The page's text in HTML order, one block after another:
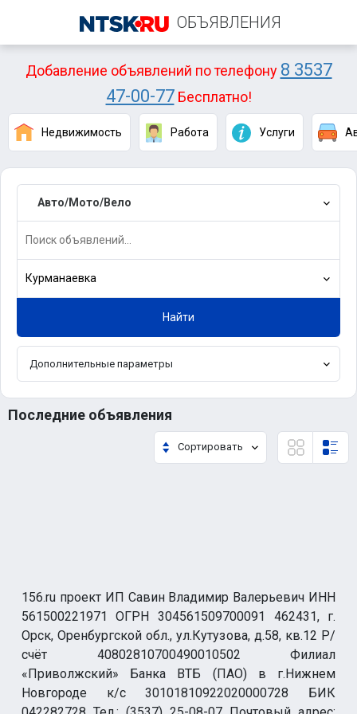
ОБЪЯВЛЕНИЯ
Добавление объявлений по телефону 8 3537
47-00-77Бесплатно!
Недвижимость Работа Услуги
Авто/Мото/Вело
Курманаевка
Найти
Дополнительные параметры
Последние объявления
Сортировать
156.ru проект ИП Савин Владимир Валерьевич ИНН
561500221971 ОГРН 304561509700091 462431, г.
Орск, Оренбургской обл., ул.Кутузова, д.58, кв.12 Р/
счёт 40802810700490010502 Филиал
«Приволжский» Банка ВТБ (ПАО) в г.Нижнем
Новгороде к/с 30101810922020000728 БИК